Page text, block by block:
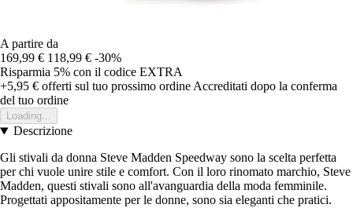
A partire da
169,99 € 118,99 € -30%
Risparmia 5% con il codice EXTRA
+5,95 € offerti sul tuo prossimo ordine Accreditati dopo la conferma
del tuo ordine
Loading...
Descrizione
Gli stivali da donna Steve Madden Speedway sono la scelta perfetta
per chi vuole unire stile e comfort. Con il loro rinomato marchio, Steve
Madden, questi stivali sono all'avanguardia della moda femminile.
Progettati appositamente per le donne, sono sia eleganti che pratici.